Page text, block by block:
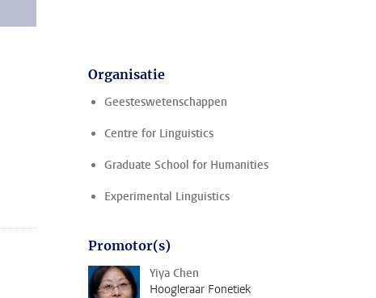
Organisatie
Geesteswetenschappen
Centre for Linguistics
Graduate School for Humanities
Experimental Linguistics
Promotor(s)
Yiya Chen
Hoogleraar Fonetiek